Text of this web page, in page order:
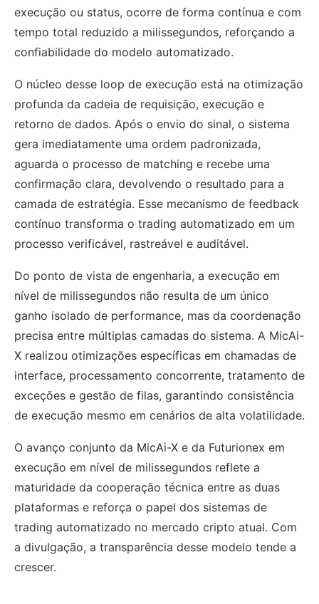
execução ou status, ocorre de forma contínua e com
tempo total reduzido a milissegundos, reforçando a
confiabilidade do modelo automatizado.
O núcleo desse loop de execução está na otimização
profunda da cadeia de requisição, execução e
retorno de dados. Após o envio do sinal, o sistema
gera imediatamente uma ordem padronizada,
aguarda o processo de matching e recebe uma
confirmação clara, devolvendo o resultado para a
camada de estratégia. Esse mecanismo de feedback
contínuo transforma o trading automatizado em um
processo verificável, rastreável e auditável.
Do ponto de vista de engenharia, a execução em
nível de milissegundos não resulta de um único
ganho isolado de performance, mas da coordenação
precisa entre múltiplas camadas do sistema. A MicAi-
X realizou otimizações específicas em chamadas de
interface, processamento concorrente, tratamento de
exceções e gestão de filas, garantindo consistência
de execução mesmo em cenários de alta volatilidade.
O avanço conjunto da MicAi-X e da Futurionex em
execução em nível de milissegundos reflete a
maturidade da cooperação técnica entre as duas
plataformas e reforça o papel dos sistemas de
trading automatizado no mercado cripto atual. Com
a divulgação, a transparência desse modelo tende a
crescer.